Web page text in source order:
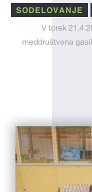
SODELOVANJE
V torek
meddruštvena